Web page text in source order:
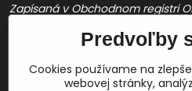
Zapísaná v Obchodnom registri
Prevádzková doba: pracovné dni
E-mail:
obchod@proaudio.sk
Predvoľby
Cookies používame na
webovej stránky,